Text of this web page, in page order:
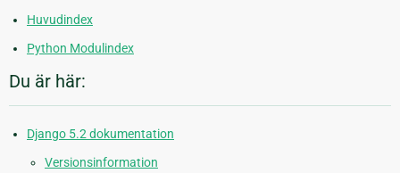
Huvudindex
Python Modulindex
Du är här:
Django 5.2 dokumentation
Versionsinformation